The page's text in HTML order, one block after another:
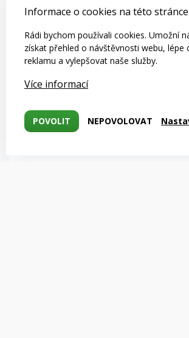
Informace o cookies na této stránce
Rádi bychom používali cookies. Umožní
získat přehled o návštěvnosti webu, lépe
reklamu a vylepšovat naše služby.
Více informací
POVOLIT NEPOVOLOVAT